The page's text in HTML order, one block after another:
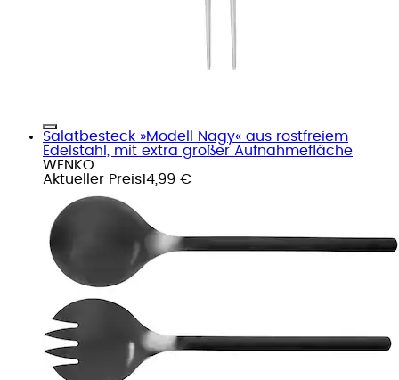
Salatbesteck »Modell Nagy« aus rostfreiem
Edelstahl, mit extra großer Aufnahmefläche
WENKO
Aktueller Preis14,99 €